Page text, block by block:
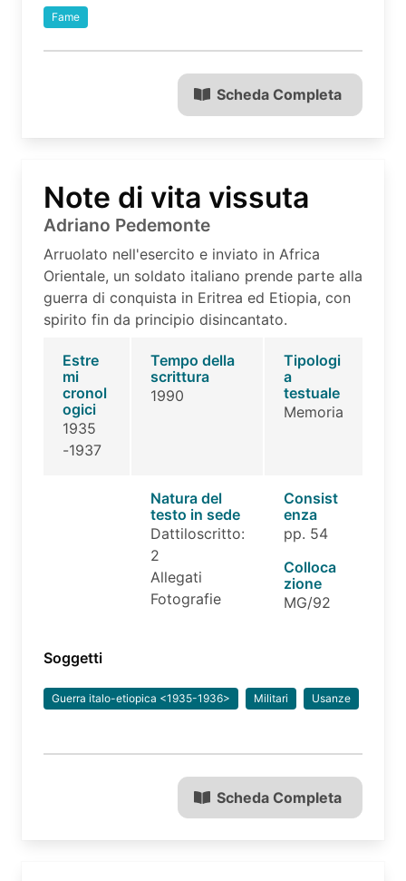
Fame
Scheda Completa
Note di vita vissuta
Adriano Pedemonte
Arruolato nell'esercito e inviato in Africa
Orientale, un soldato italiano prende parte alla
guerra di conquista in Eritrea ed Etiopia, con
spirito fin da principio disincantato.
Estre
mi
cronol
ogici
1935
-1937
Tempo della
scrittura
1990
Tipologi
a
testuale
Memoria
Natura del
testo in sede
Dattiloscritto:
2
Allegati
Fotografie
Consist
enza
pp. 54
Colloca
zione
MG/92
Soggetti
Guerra italo-etiopica <1935-1936> Militari Usanze
Scheda Completa